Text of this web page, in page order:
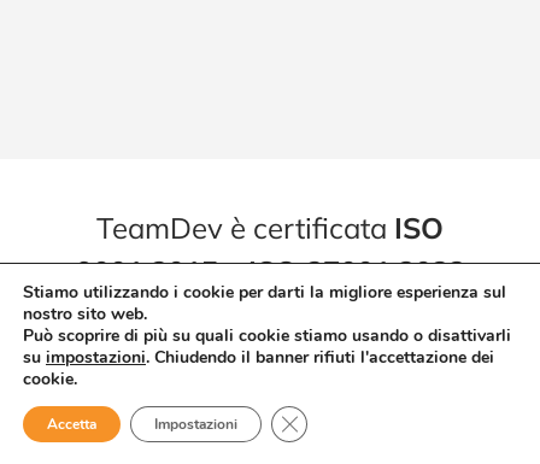
TeamDev è certificata ISO
9001:2015eISO 27001:2022
Stiamo utilizzando i cookie per darti la migliore esperienza sul
nostro sito web.
Può scoprire di più su quali cookie stiamo usando o disattivarli
su impostazioni. Chiudendo il banner rifiuti l'accettazione dei
cookie.
Accetta Impostazioni Close GDPR Cookie Banner